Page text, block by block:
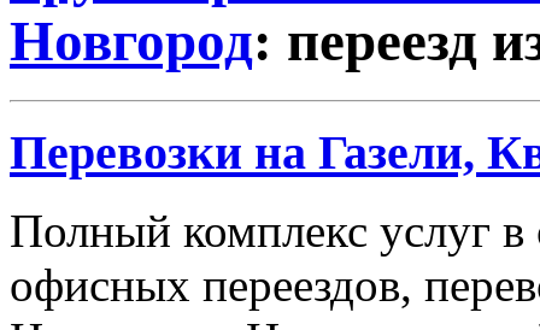
Новгород: переезд
Перевозки на Газели,
Полный комплекс услуг
офисных переездов,